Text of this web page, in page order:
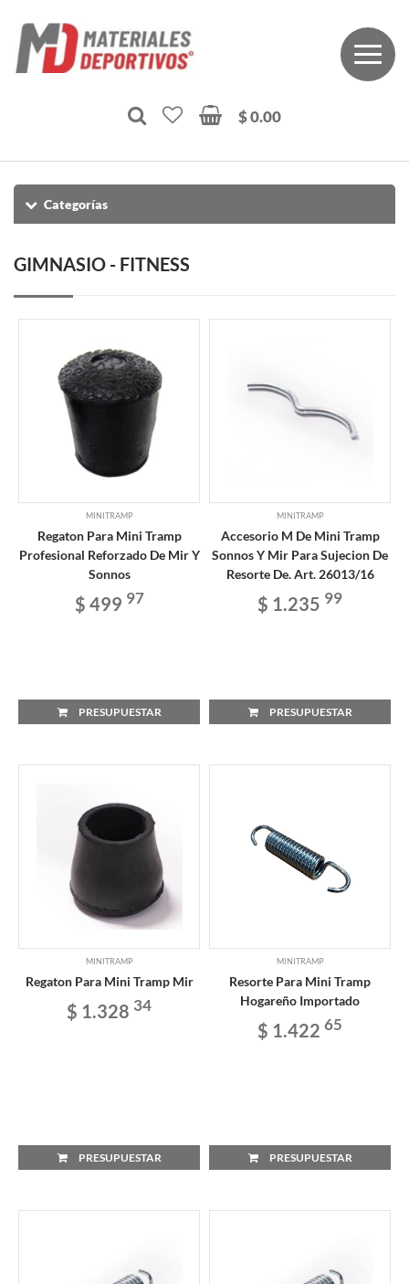
$ 0.00
Categorías
GIMNASIO - FITNESS
MINITRAMP
Regaton Para Mini Tramp
Profesional Reforzado De Mir Y
Sonnos
$ 499 97
PRESUPUESTAR
MINITRAMP
Accesorio M De Mini Tramp
Sonnos Y Mir Para Sujecion De
Resorte De. Art. 26013/16
$ 1.235 99
PRESUPUESTAR
MINITRAMP
Regaton Para Mini Tramp Mir
$ 1.328 34
PRESUPUESTAR
MINITRAMP
Resorte Para Mini Tramp
Hogareño Importado
$ 1.422 65
PRESUPUESTAR